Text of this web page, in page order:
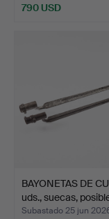
790 USD
BAYONETAS DE
uds., suecas,
Subastado 25 jun